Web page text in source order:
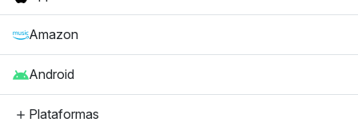
Amazon
Android
Plataformas